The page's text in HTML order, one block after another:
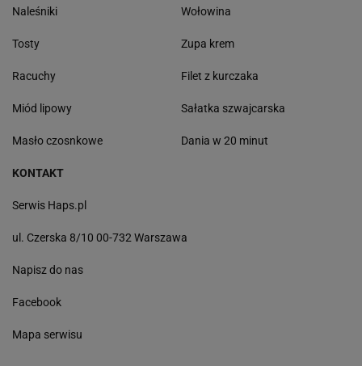
Naleśniki
Tosty
Racuchy
Miód lipowy
Masło czosnkowe
Wołowina
Zupa krem
Filet z kurczaka
Sałatka szwajcarska
Dania w 20 minut
KONTAKT
Serwis Haps.pl
ul. Czerska 8/10 00-732 Warszawa
Napisz do nas
Facebook
Mapa serwisu